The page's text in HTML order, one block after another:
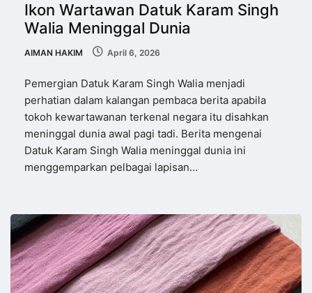
Ikon Wartawan Datuk Karam Singh
Walia Meninggal Dunia
AIMAN HAKIM April 6, 2026
Pemergian Datuk Karam Singh Walia menjadi
perhatian dalam kalangan pembaca berita apabila
tokoh kewartawanan terkenal negara itu disahkan
meninggal dunia awal pagi tadi. Berita mengenai
Datuk Karam Singh Walia meninggal dunia ini
menggemparkan pelbagai lapisan…